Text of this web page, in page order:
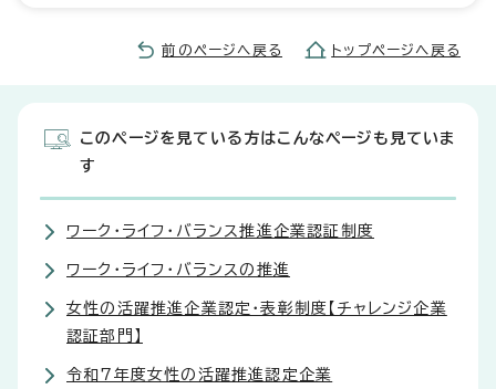
前のページへ戻る トップページへ戻る
このページを見ている方はこんなページも見ていま
す
ワーク・ライフ・バランス推進企業認証制度
ワーク・ライフ・バランスの推進
女性の活躍推進企業認定・表彰制度【チャレンジ企業
認証部門】
令和7年度女性の活躍推進認定企業